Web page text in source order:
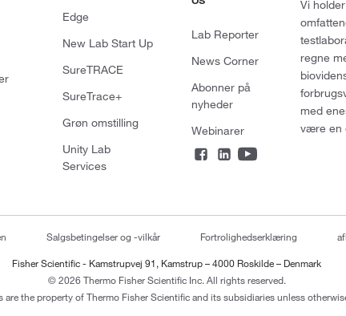
Edge
New Lab Start Up
SureTRACE
SureTrace+
Grøn omstilling
Unity Lab
Services
Lab Reporter
News Corner
Abonner på
nyheder
Webinarer
Vi
regne
med
være en
Salgsbetingelser og -vilkår Fortrolighedserklæring
Fisher Scientific - Kamstrupvej 91, Kamstrup – 4000 Roskilde – Denmark
© 2026 Thermo Fisher Scientific Inc. All rights reserved.
are the property of Thermo Fisher Scientific and its subsidiaries unless